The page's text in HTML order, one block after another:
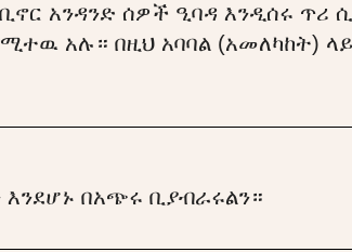
ቢኖር አንዳንድ ሰዎች ዒባዳ እንዲሰሩ ጥሪ
አሉ። በዚህ አባባል (አመለካከት)
በአጭሩ ቢያብራሩልን።